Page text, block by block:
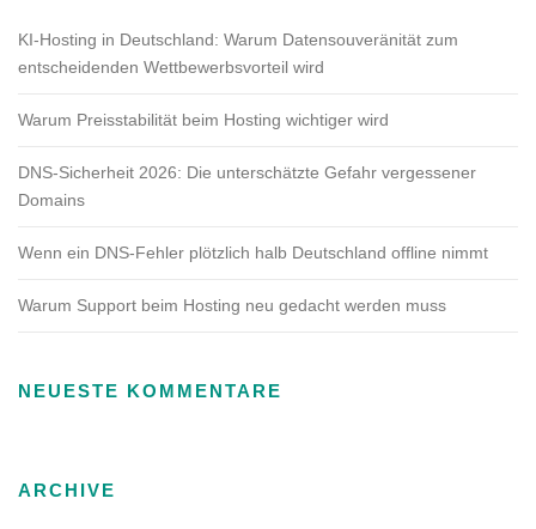
KI-Hosting in Deutschland: Warum Datensouveränität zum
entscheidenden Wettbewerbsvorteil wird
Warum Preisstabilität beim Hosting wichtiger wird
DNS-Sicherheit 2026: Die unterschätzte Gefahr vergessener
Domains
Wenn ein DNS-Fehler plötzlich halb Deutschland offline nimmt
Warum Support beim Hosting neu gedacht werden muss
NEUESTE KOMMENTARE
ARCHIVE